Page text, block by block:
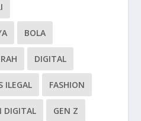
BOLA
DIGITAL
ILEGAL FASHION
DIGITAL GEN Z